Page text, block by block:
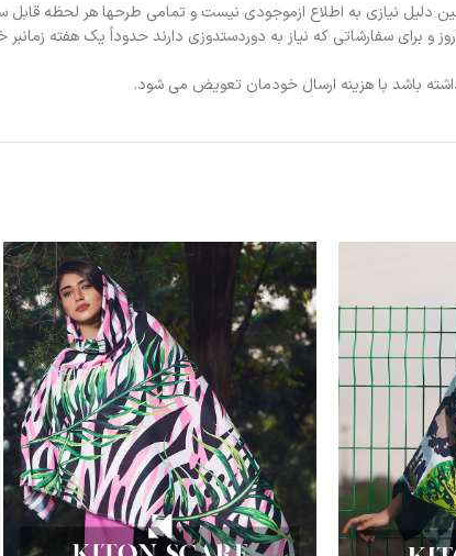
دلیل نیازی به اطلاع ازموجودی نیست و تمامی طرحها هر لحظه قابل
داشته باشد با هزینه ارسال خودمان تعویض می شود.